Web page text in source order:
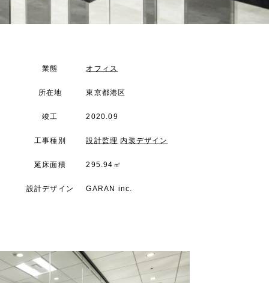
業態 オフィス
所在地 東京都港区
竣工 2020.09
工事種別 設計監理 内装デザイン
延床面積 295.94㎡
設計デザイン GARAN inc.